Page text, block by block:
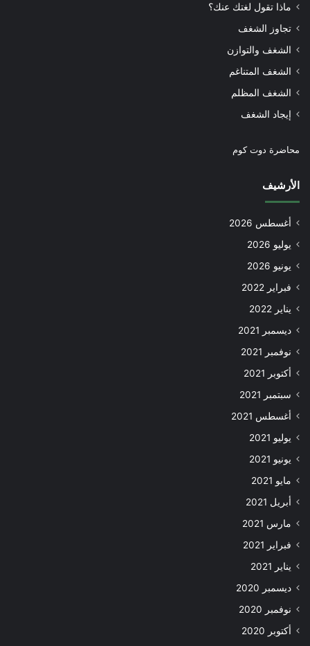
ماذا تقول لغتك عنك؟
تجاوز الشغف
الشغف والتوازن
الشغف المتناغم
الشغف المظلم
إيجاد الشغف
محاضرة دوت كوم
الأرشيف
أغسطس 2026
يوليو 2026
يونيو 2026
فبراير 2022
يناير 2022
ديسمبر 2021
نوفمبر 2021
أكتوبر 2021
سبتمبر 2021
أغسطس 2021
يوليو 2021
يونيو 2021
مايو 2021
أبريل 2021
مارس 2021
فبراير 2021
يناير 2021
ديسمبر 2020
نوفمبر 2020
أكتوبر 2020